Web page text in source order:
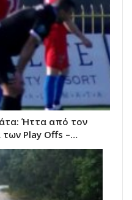
Ήττα από τον
των Play Offs –…